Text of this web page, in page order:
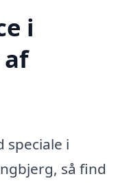
i
speciale i
så find